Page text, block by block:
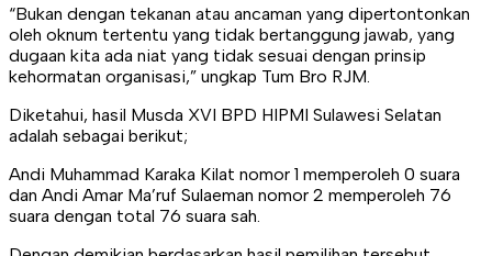
“Bukan dengan tekanan atau ancaman yang dipertontonkan
oleh oknum tertentu yang tidak bertanggung jawab, yang
dugaan kita ada niat yang tidak sesuai dengan prinsip
kehormatan organisasi,” ungkap Tum Bro RJM.
Diketahui, hasil Musda XVI BPD HIPMI Sulawesi Selatan
adalah sebagai berikut;
Andi Muhammad Karaka Kilat nomor 1 memperoleh 0 suara
dan Andi Amar Ma’ruf Sulaeman nomor 2 memperoleh 76
suara dengan total 76 suara sah.